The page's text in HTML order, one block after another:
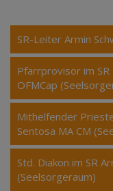
SR-Leiter Armin
Pfarrprovisor im
OFMCap
Mithelfender
Sentosa MA CM
Std. Diakon im SR
(Seelsorgeraum)